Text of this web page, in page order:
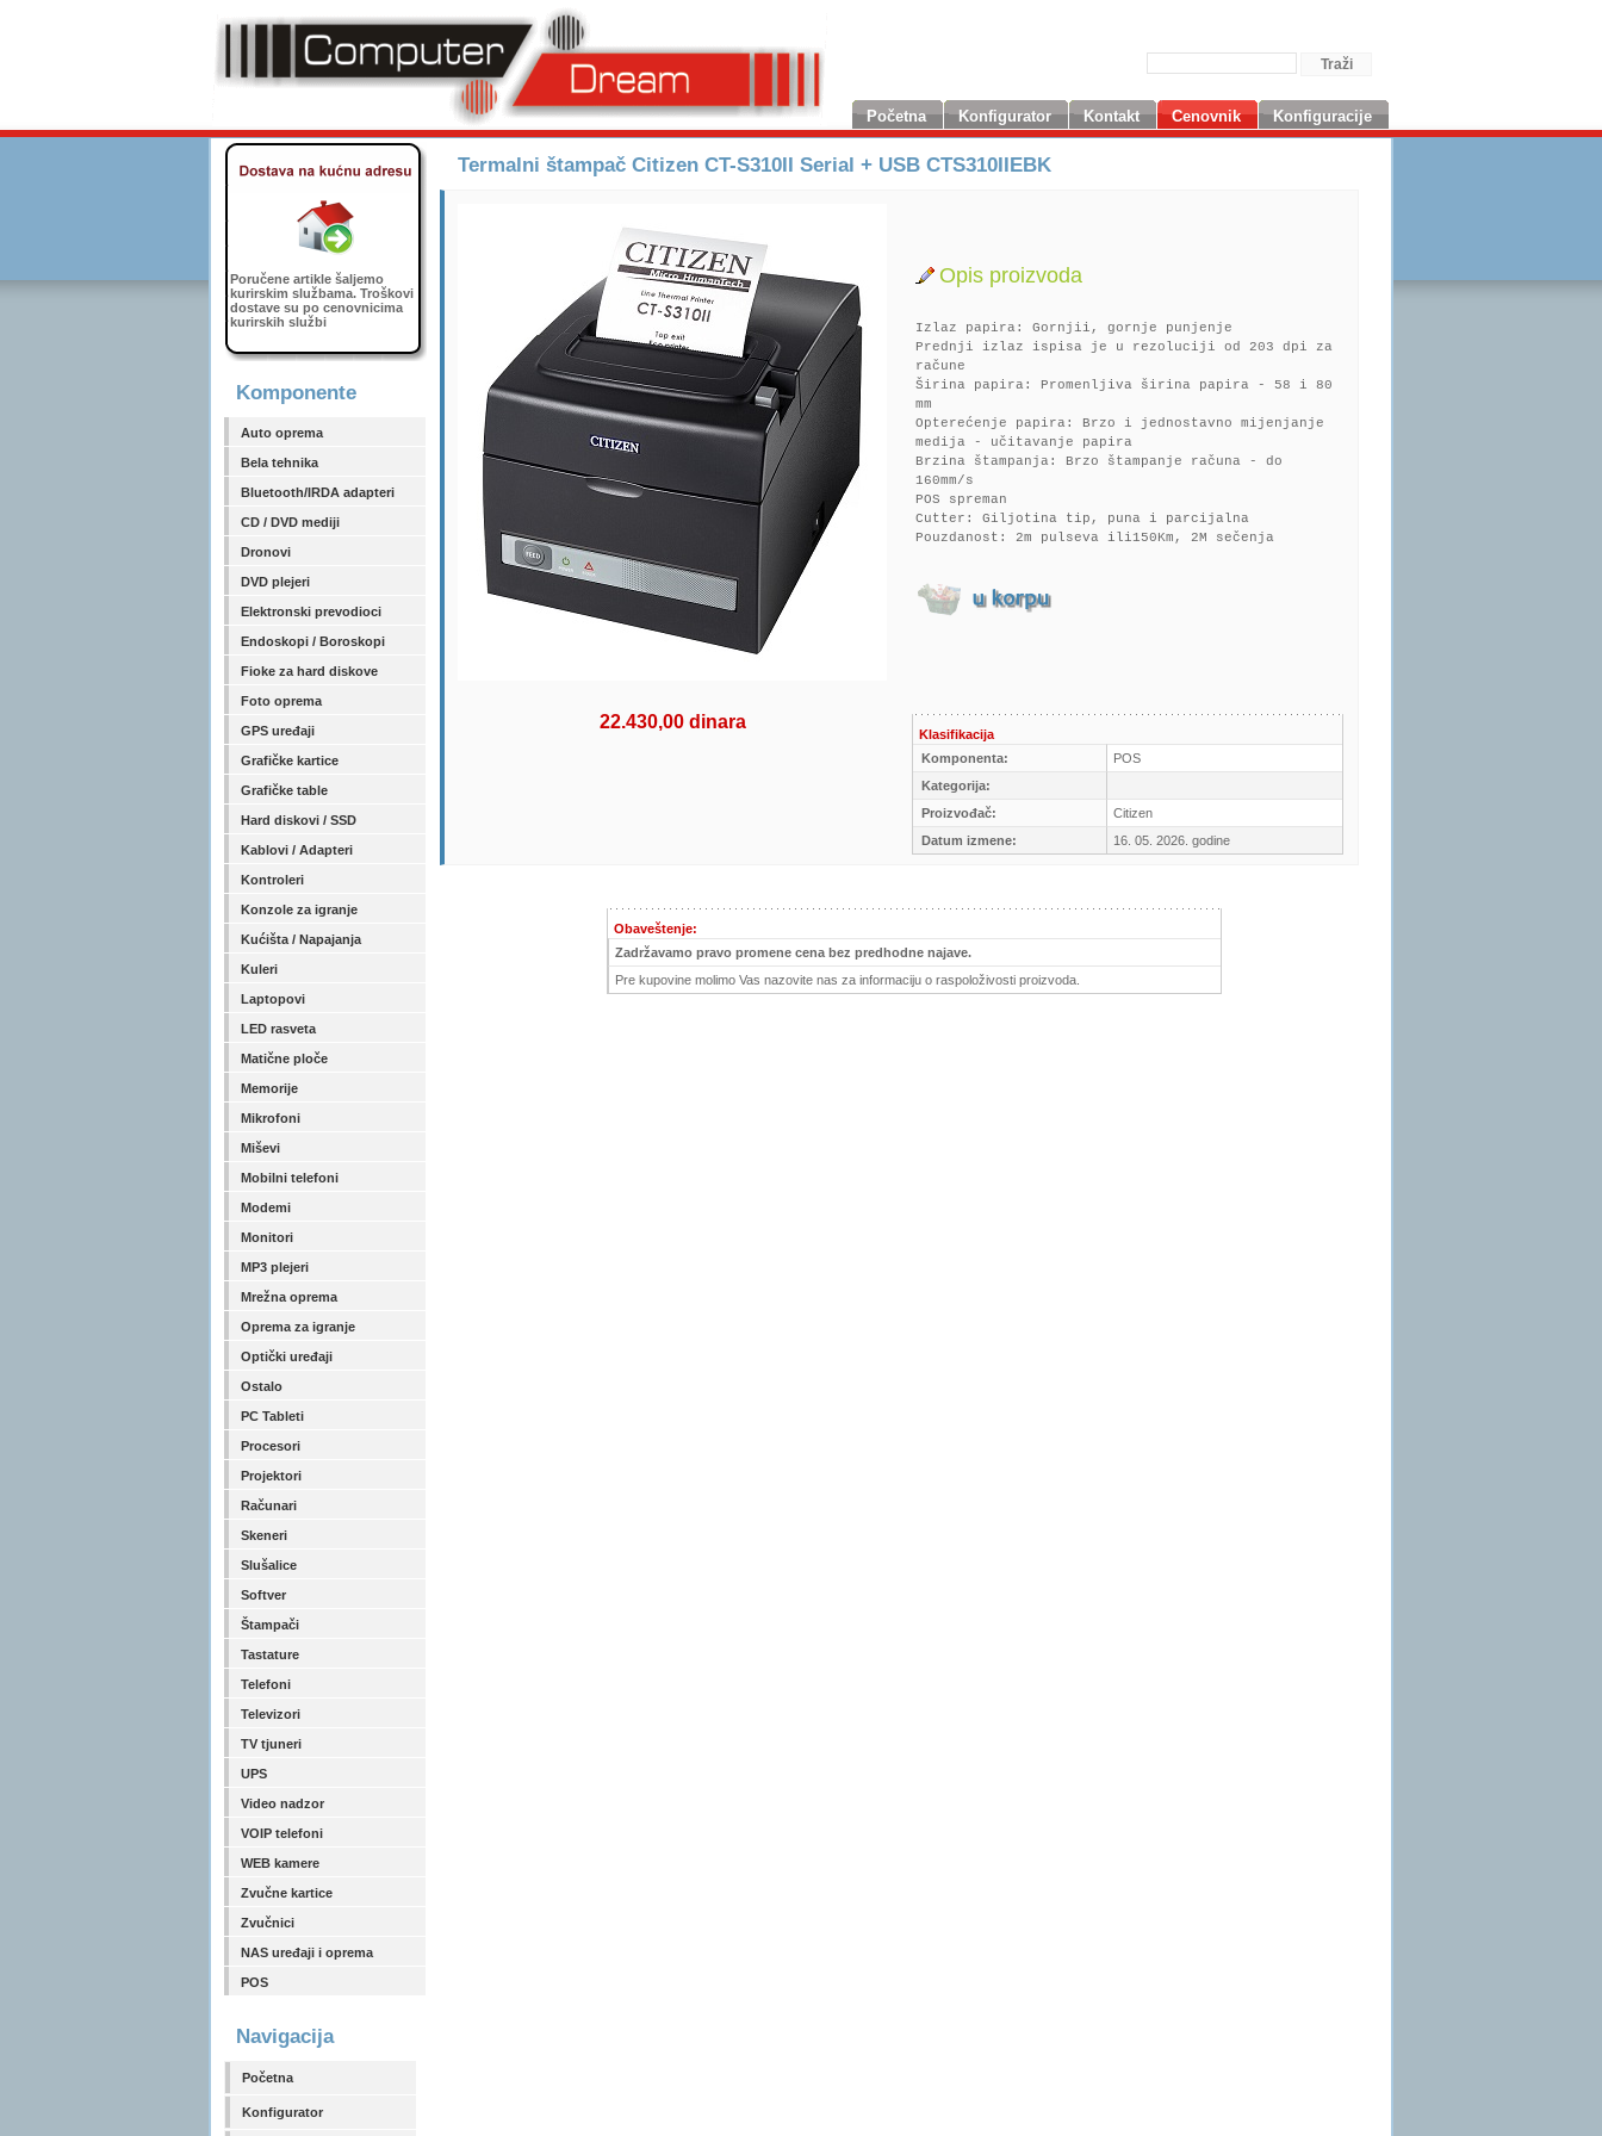
Početna Konfigurator Kontakt Cenovnik Konfiguracije
Poručene artikle šaljemo
kurirskim službama. Troškovi
dostave su po cenovnicima
kurirskih službi
Komponente
Auto oprema
Bela tehnika
Bluetooth/IRDA adapteri
CD / DVD mediji
Dronovi
DVD plejeri
Elektronski prevodioci
Endoskopi / Boroskopi
Fioke za hard diskove
Foto oprema
GPS uređaji
Grafičke kartice
Grafičke table
Hard diskovi / SSD
Kablovi / Adapteri
Kontroleri
Konzole za igranje
Kućišta / Napajanja
Kuleri
Laptopovi
LED rasveta
Matične ploče
Memorije
Mikrofoni
Miševi
Mobilni telefoni
Modemi
Monitori
MP3 plejeri
Mrežna oprema
Oprema za igranje
Optički uređaji
Ostalo
PC Tableti
Procesori
Projektori
Računari
Skeneri
Slušalice
Softver
Štampači
Tastature
Telefoni
Televizori
TV tjuneri
UPS
Video nadzor
VOIP telefoni
WEB kamere
Zvučne kartice
Zvučnici
NAS uređaji i oprema
POS
Navigacija
Početna
Konfigurator
Termalni štampač Citizen CT-S310II Serial + USB CTS310IIEBK
Opis proizvoda
Izlaz papira: Gornjii, gornje punjenje
Prednji izlaz ispisa je u rezoluciji od 203 dpi za
račune
Širina papira: Promenljiva širina papira - 58 i 80
mm
Opterećenje papira: Brzo i jednostavno mijenjanje
medija - učitavanje papira
Brzina štampanja: Brzo štampanje računa - do
160mm/s
POS spreman
Cutter: Giljotina tip, puna i parcijalna
Pouzdanost: 2m pulseva ili150Km, 2M sečenja
22.430,00 dinara
Klasifikacija
Komponenta:
POS
Kategorija:
Proizvođač:
Citizen
Datum izmene:
16. 05. 2026. godine
Obaveštenje:
Zadržavamo pravo promene cena bez predhodne najave.
Pre kupovine molimo Vas nazovite nas za informaciju o raspoloživosti proizvoda.